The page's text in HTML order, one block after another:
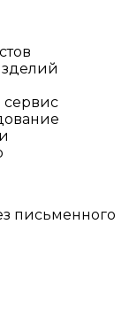
сервис
письменного